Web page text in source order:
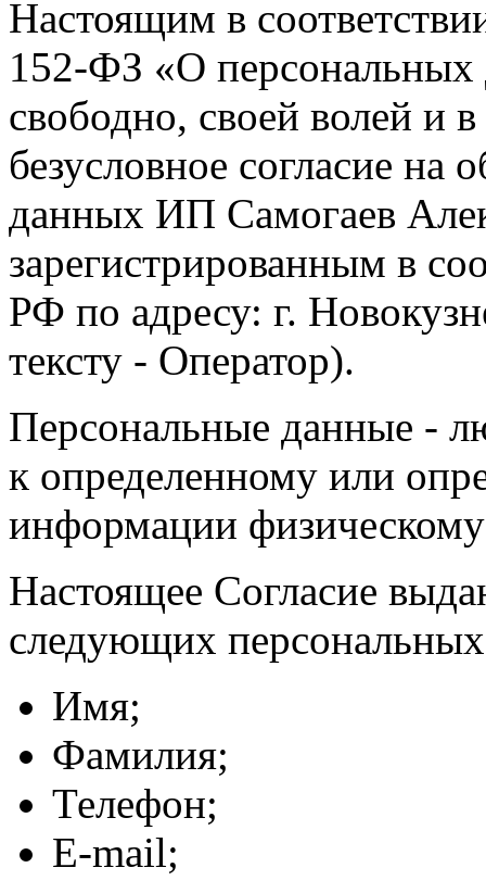
Настоящим в
152-ФЗ «О персональных
свободно, своей волей и
безусловное согласие на
данных ИП Самогаев
зарегистрированным в
РФ по адресу: г.
тексту - Оператор).
Персональные данные -
к определенному или
информации
Настоящее Согласие
следующих
Имя;
Фамилия;
Телефон;
E-mail;